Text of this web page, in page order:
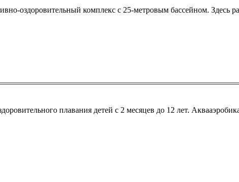
оздоровительный комплекс с 25-метровым бассейном. Здесь
плавания детей с 2 месяцев до 12 лет.